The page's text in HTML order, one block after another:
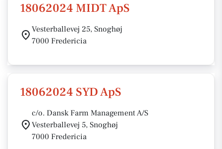
18062024 MIDT ApS
Vesterballevej 25, Snoghøj
7000 Fredericia
18062024 SYD ApS
c/o. Dansk Farm Management A/S
Vesterballevej 5, Snoghøj
7000 Fredericia